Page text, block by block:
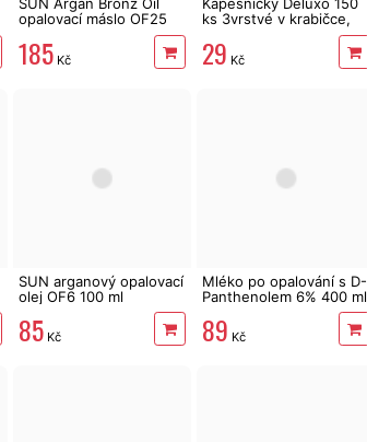
SUN Argan Bronz Oil
opalovací máslo OF25
185Kč
Kapesníčky Deluxo 150
ks 3vrstvé v krabičce,
29 Kč
SUN arganový opalovací
olej OF6 100 ml
85Kč
Mléko po opalování s D-
Panthenolem 6% 400 ml
89 Kč